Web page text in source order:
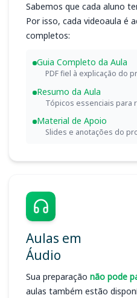
Sabemos que cada aluno
Por isso, cada videoaula é
completos:
Guia Completo da Aula
PDF fiel à explicação do
Resumo da Aula
Tópicos essenciais para
Material de Apoio
Slides e anotações do
Aulas em
Áudio
Sua preparação não pode
aulas também estão